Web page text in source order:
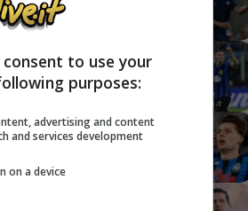
to use your
purposes:
advertising and content
and services development
on a device